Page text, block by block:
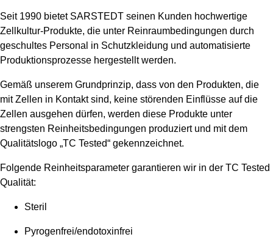
Seit 1990 bietet SARSTEDT seinen Kunden hochwertige
Zellkultur-Produkte, die unter Reinraumbedingungen durch
geschultes Personal in Schutzkleidung und automatisierte
Produktionsprozesse hergestellt werden.
Gemäß unserem Grundprinzip, dass von den Produkten, die
mit Zellen in Kontakt sind, keine störenden Einflüsse auf die
Zellen ausgehen dürfen, werden diese Produkte unter
strengsten Reinheitsbedingungen produziert und mit dem
Qualitätslogo „TC Tested“ gekennzeichnet.
Folgende Reinheitsparameter garantieren wir in der TC Tested
Qualität:
Steril
Pyrogenfrei/endotoxinfrei